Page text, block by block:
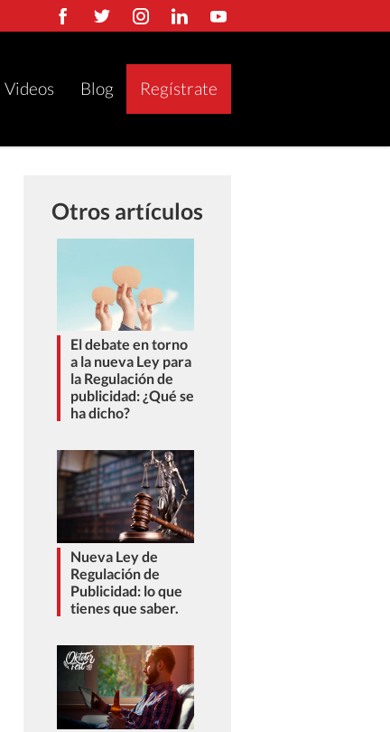
Videos Blog Regístrate
Otros artículos
El debate en torno
a la nueva Ley para
la Regulación de
publicidad: ¿Qué se
ha dicho?
Nueva Ley de
Regulación de
Publicidad: lo que
tienes que saber.